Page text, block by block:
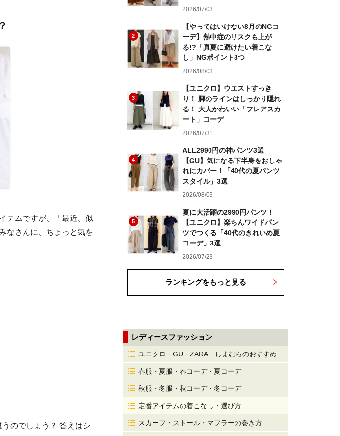
テムですが、「最近、似
なさんに、ちょっと気を
のでしょう？ 答えはシ
2026/07/03
2
【やってはいけない8月のNGコ
ーデ】熱中症のリスクも上が
る!?「真夏に避けたい着こな
し」NGポイント3つ
2026/08/03
3
【ユニクロ】ウエストすっき
り！ 脚のラインはしっかり隠れ
る！ 大人かわいい「フレアスカ
ート」コーデ
2026/07/31
4
ALL2990円の神パンツ3選
【GU】気になる下半身をおしゃ
れにカバー！「40代の夏パンツ
スタイル」3選
2026/08/03
5
夏に大活躍の2990円パンツ！
【ユニクロ】楽ちんワイドパン
ツでつくる「40代のきれいめ夏
コーデ」3選
2026/07/23
ランキングをもっと見る
レディースファッション
ユニクロ・GU・ZARA・しまむらのおすすめ
春服・夏服・春コーデ・夏コーデ
秋服・冬服・秋コーデ・冬コーデ
定番アイテムの着こなし・選び方
スカーフ・ストール・マフラーの巻き方